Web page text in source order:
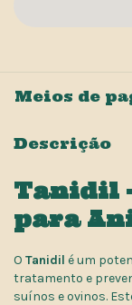
Meios de
Descrição
Tanidil
para
O Tanidil é um
tratamento e
suínos e ovinos.